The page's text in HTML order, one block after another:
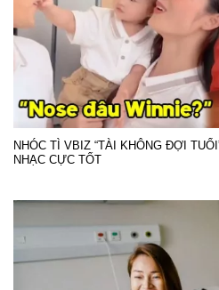
NHÓC TÌ VBIZ “TÀI KHÔNG ĐỢI
NHẠC CỰC TỐT